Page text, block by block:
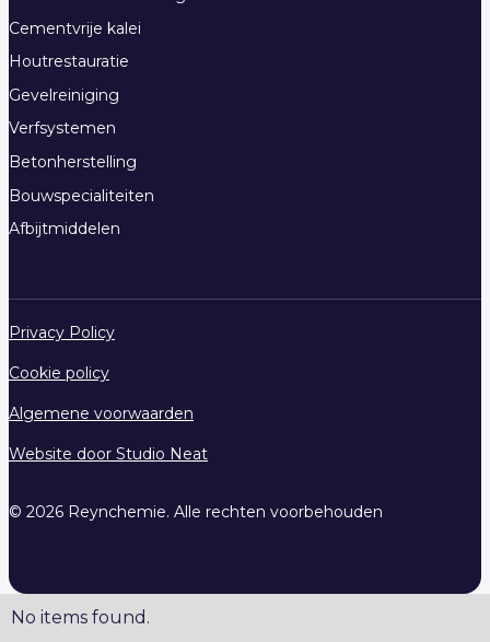
Cementvrije kalei
Houtrestauratie
Gevelreiniging
Verfsystemen
Betonherstelling
Bouwspecialiteiten
Afbijtmiddelen
© 2026 Reynchemie. Alle rechten voorbehouden
Privacy Policy
Cookie policy
Algemene voorwaarden
Website door Studio Neat
No items found.